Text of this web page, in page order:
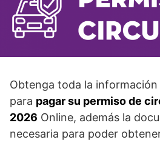
Obtenga toda la
para pagar su permiso de
2026 Online, además la
necesaria para poder